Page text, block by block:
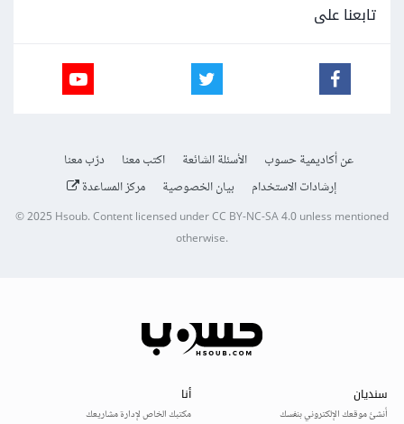
تابعنا على
عن أكاديمية حسوب الأسئلة الشائعة اكتب معنا
درّب معنا
إرشادات الاستخدام
بيان الخصوصية مركز المساعدة
© 2025Hsoub.Content licensed underCC BY-NC-SA 4.0unless mentioned
otherwise.